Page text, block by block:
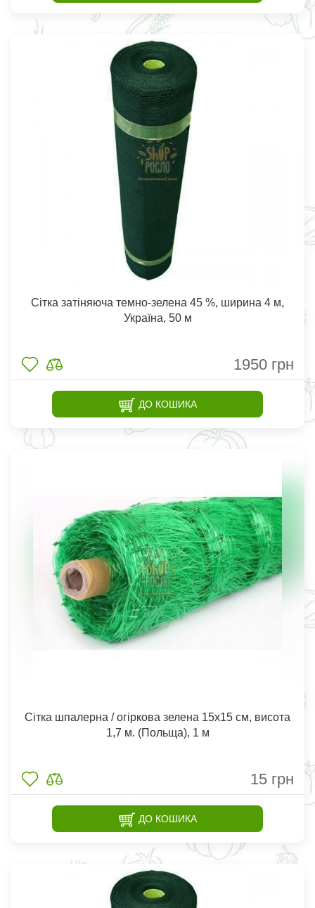
Сітка затіняюча темно-зелена 45 %, ширина 4 м,
Україна, 50 м
1950 грн
ДО КОШИКА
Сітка шпалерна / огіркова зелена 15х15 см, висота
1,7 м. (Польща), 1 м
15 грн
ДО КОШИКА